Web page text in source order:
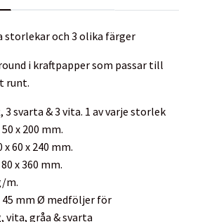
storlekar och 3 olika färger
i kraftpapper som passar till
runt.
3 svarta & 3 vita. 1 av varje storlek
x 200 mm.
x 60 x 240 mm.
x 360 mm.
m.
mm Ø medföljer för
gråa & svarta